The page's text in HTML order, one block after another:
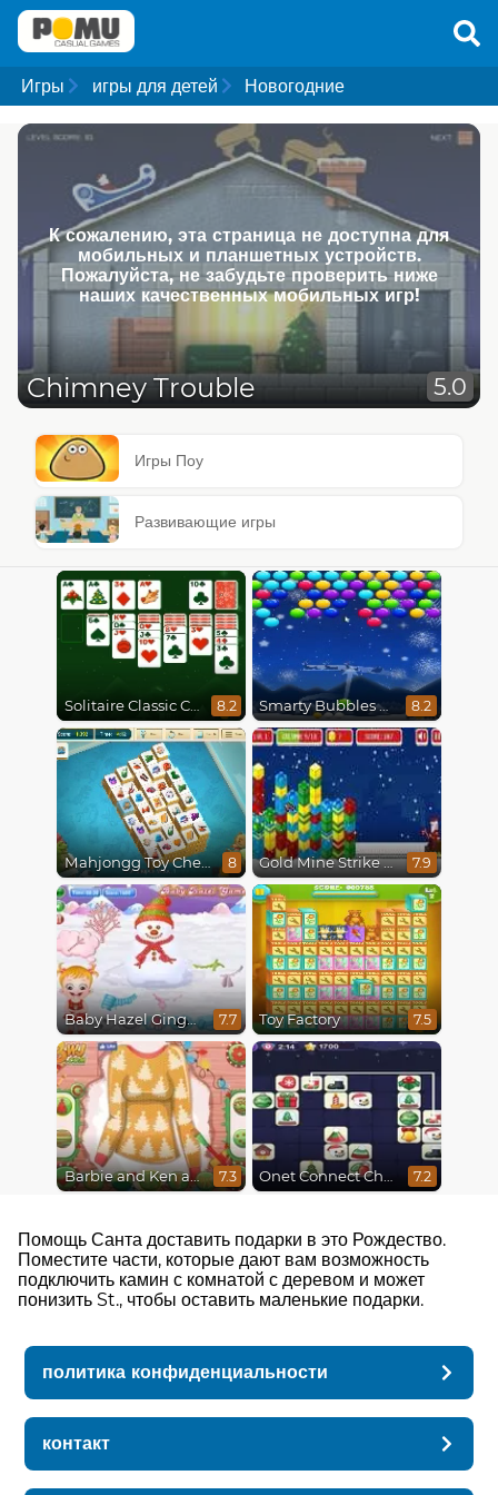
Игры игры для детей Новогодние
К сожалению, эта страница не доступна для
мобильных и планшетных устройств.
Пожалуйста, не забудьте проверить ниже
наших качественных мобильных игр!
Chimney Trouble 5.0
Игры Поу
Развивающие игры
Solitaire Classic Christmas 8.2 Smarty Bubbles X-Mas Edition 8.2
Mahjongg Toy Chest 8 Gold Mine Strike Christmas 7.9
Baby Hazel Gingerbread House 7.7 Toy Factory 7.5
Barbie and Ken a Perfect Christmas 7.3 Onet Connect Christmas 7.2
Помощь Санта доставить подарки в это Рождество.
Поместите части, которые дают вам возможность
подключить камин с комнатой с деревом и может
понизить St., чтобы оставить маленькие подарки.
политика конфиденциальности
контакт